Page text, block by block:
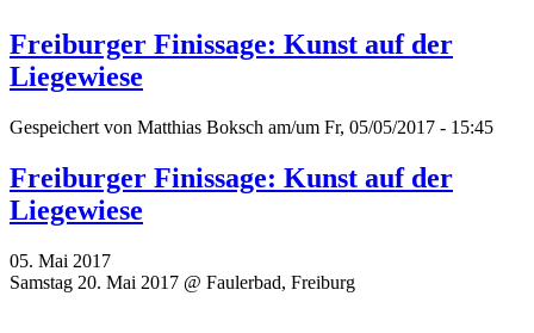
Freiburger Finissage: Kunst auf der
Liegewiese
Gespeichert von Matthias Boksch am/um Fr, 05/05/2017 - 15:45
Freiburger Finissage: Kunst auf der
Liegewiese
05. Mai 2017
Samstag 20. Mai 2017 @ Faulerbad, Freiburg